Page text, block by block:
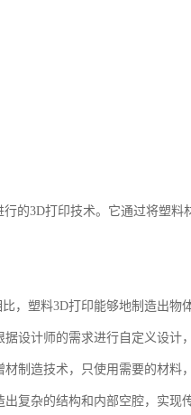
的3D打印技术。它通过将塑
，塑料3D打印能够地制造出物
设计师的需求进行自定义设计
制造技术，只使用需要的材料
复杂的结构和内部空腔，实现